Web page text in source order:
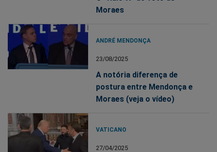
Moraes
ANDRÉ MENDONÇA
23/08/2025
A notória diferença de
postura entre Mendonça e
Moraes (veja o vídeo)
VATICANO
27/04/2025